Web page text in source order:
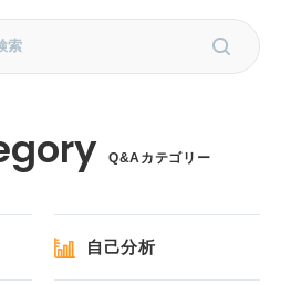
Q&Aカテゴリー
自己分析